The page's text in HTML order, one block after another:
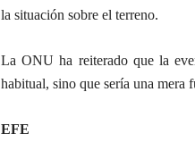
la situación sobre el terreno.
La ONU ha reiterado que la
habitual, sino que sería una mera
EFE